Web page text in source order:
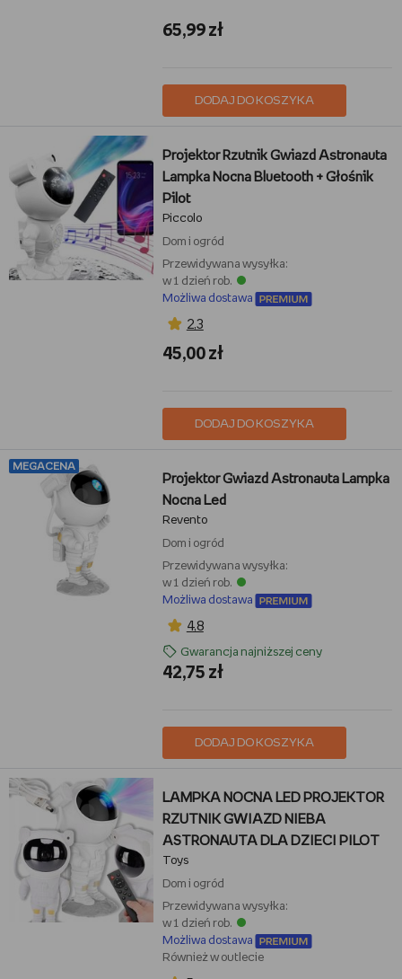
65,99 zł
DODAJ DO KOSZYKA
Projektor Rzutnik Gwiazd Astronauta
Lampka Nocna Bluetooth + Głośnik
Pilot
Piccolo
Dom i ogród
Przewidywana wysyłka:
w 1 dzień rob.
Możliwa dostawa
2,3
45,00 zł
DODAJ DO KOSZYKA
MEGACENA
Projektor Gwiazd Astronauta Lampka
Nocna Led
Revento
Dom i ogród
Przewidywana wysyłka:
w 1 dzień rob.
Możliwa dostawa
4,8
Gwarancja najniższej ceny
42,75 zł
DODAJ DO KOSZYKA
LAMPKA NOCNA LED PROJEKTOR
RZUTNIK GWIAZD NIEBA
ASTRONAUTA DLA DZIECI PILOT
Toys
Dom i ogród
Przewidywana wysyłka:
w 1 dzień rob.
Możliwa dostawa
Również w outlecie